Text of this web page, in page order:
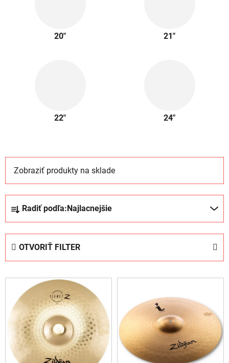
20" 21"
22" 24"
Zobraziť produkty na sklade
e
o
u
Radiť podľa: Najlacnejšie
OTVORIŤ FILTER
V
p